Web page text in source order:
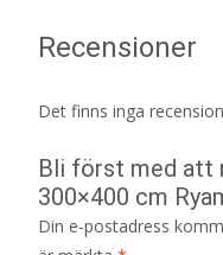
Recensioner
Det finns inga
Bli först med att
300×400 cm
Din e-postadress